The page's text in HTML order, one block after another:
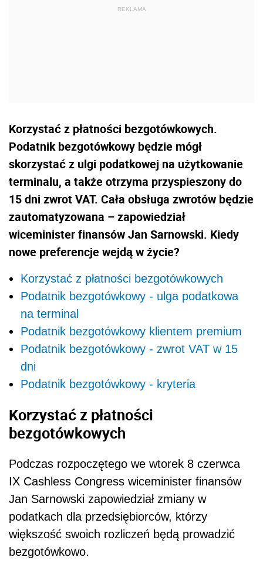
Korzystać z płatności bezgotówkowych.
Podatnik bezgotówkowy będzie mógł
skorzystać z ulgi podatkowej na użytkowanie
terminalu, a także otrzyma przyspieszony do
15 dni zwrot VAT. Cała obsługa zwrotów będzie
zautomatyzowana – zapowiedział
wiceminister finansów Jan Sarnowski. Kiedy
nowe preferencje wejdą w życie?
Korzystać z płatności bezgotówkowych
Podatnik bezgotówkowy - ulga podatkowa
na terminal
Podatnik bezgotówkowy klientem premium
Podatnik bezgotówkowy - zwrot VAT w 15
dni
Podatnik bezgotówkowy - kryteria
Korzystać z płatności
bezgotówkowych
Podczas rozpoczętego we wtorek 8 czerwca
IX Cashless Congress wiceminister finansów
Jan Sarnowski zapowiedział zmiany w
podatkach dla przedsiębiorców, którzy
większość swoich rozliczeń będą prowadzić
bezgotówkowo.